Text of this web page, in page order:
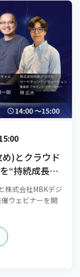
)とクラウド
“持続成長さ
配信]
株式会社MBKデジ
ウェビナーを開